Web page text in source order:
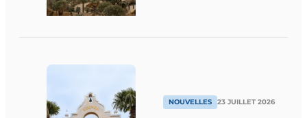
NOUVELLES 23 JUILLET 2026